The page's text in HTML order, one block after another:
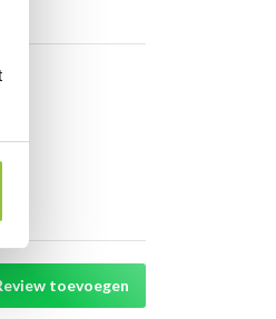
toevoegen